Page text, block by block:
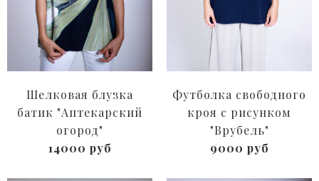
Шелковая блузка
батик "Аптекарский
огород"
14000 руб
Футболка свободного
кроя с рисунком
"Врубель"
9000 руб